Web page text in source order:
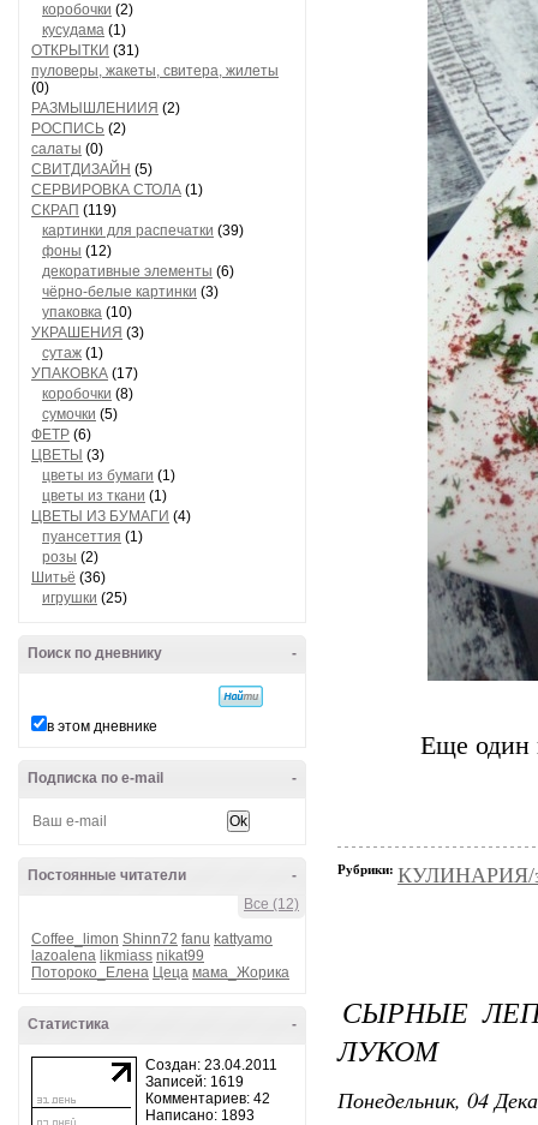
коробочки (2)
кусудама (1)
ОТКРЫТКИ (31)
пуловеры, жакеты, свитера, жилеты
(0)
РАЗМЫШЛЕНИИЯ (2)
РОСПИСЬ (2)
салаты (0)
СВИТДИЗАЙН (5)
СЕРВИРОВКА СТОЛА (1)
СКРАП (119)
картинки для распечатки (39)
фоны (12)
декоративные элементы (6)
чёрно-белые картинки (3)
упаковка (10)
УКРАШЕНИЯ (3)
сутаж (1)
УПАКОВКА (17)
коробочки (8)
сумочки (5)
ФЕТР (6)
ЦВЕТЫ (3)
цветы из бумаги (1)
цветы из ткани (1)
ЦВЕТЫ ИЗ БУМАГИ (4)
пуансеттия (1)
розы (2)
Шитьё (36)
игрушки (25)
-
Поиск по дневнику
в этом дневнике
-
Подписка по e-mail
-
Постоянные читатели
Все (12)
Coffee_limon Shinn72 fanu kattyamo
lazoalena likmiass nikat99
Потороко_Елена Цеца мама_Жорика
-
Статистика
Создан: 23.04.2011
Записей: 1619
Комментариев: 42
Написано: 1893
Еще один
Рубрики: КУЛИНАРИЯ/
СЫРНЫЕ
ЛУКОМ
Понедельник, 04